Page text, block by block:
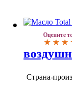
Оцените
Страна-